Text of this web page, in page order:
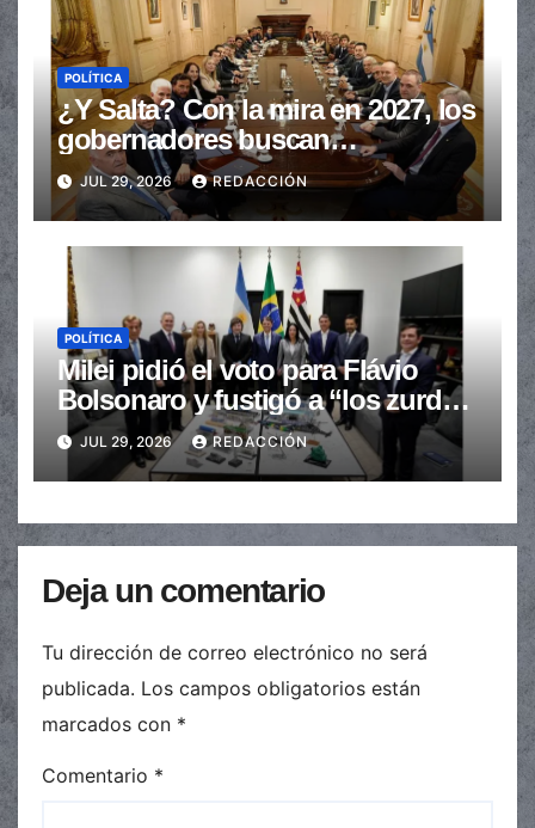
POLÍTICA
¿Y Salta? Con la mira en 2027, los
gobernadores buscan
provincializar la elección
JUL 29, 2026 REDACCIÓN
POLÍTICA
Milei pidió el voto para Flávio
Bolsonaro y fustigó a “los zurdos
de mierda”
JUL 29, 2026 REDACCIÓN
Deja un comentario
Tu dirección de correo electrónico no será
publicada. Los campos obligatorios están
marcados con *
Comentario *